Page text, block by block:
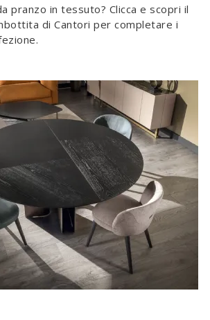
pranzo in tessuto? Clicca e scopri il
di Cantori per completare i